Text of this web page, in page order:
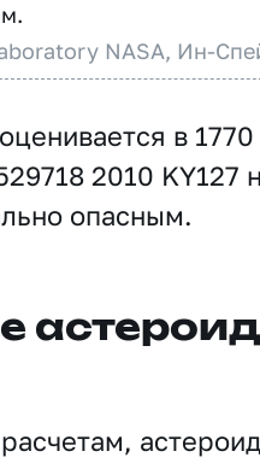
NASA, Ин-
в 1770
2010 KY127
опасным.
астероид